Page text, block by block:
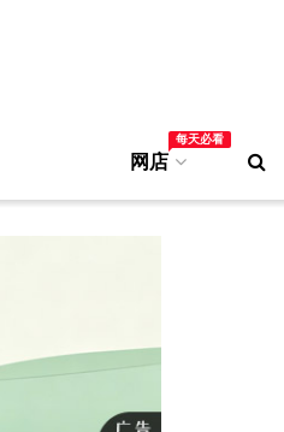
网店
每天必看